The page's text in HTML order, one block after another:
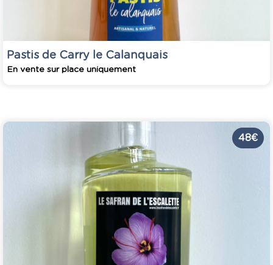
Pastis de Carry le Calanquais
En vente sur place uniquement
48 €